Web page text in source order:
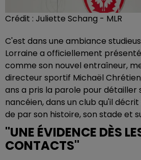
Crédit : Juliette Schang - MLR
C'est dans une ambiance
Lorraine a officiellement
comme son nouvel entraîneur,
directeur sportif Michaël
ans a pris la parole pour détailler
nancéien, dans un club qu'il
de par son histoire, son stade et
"UNE ÉVIDENCE DÈS
CONTACTS"